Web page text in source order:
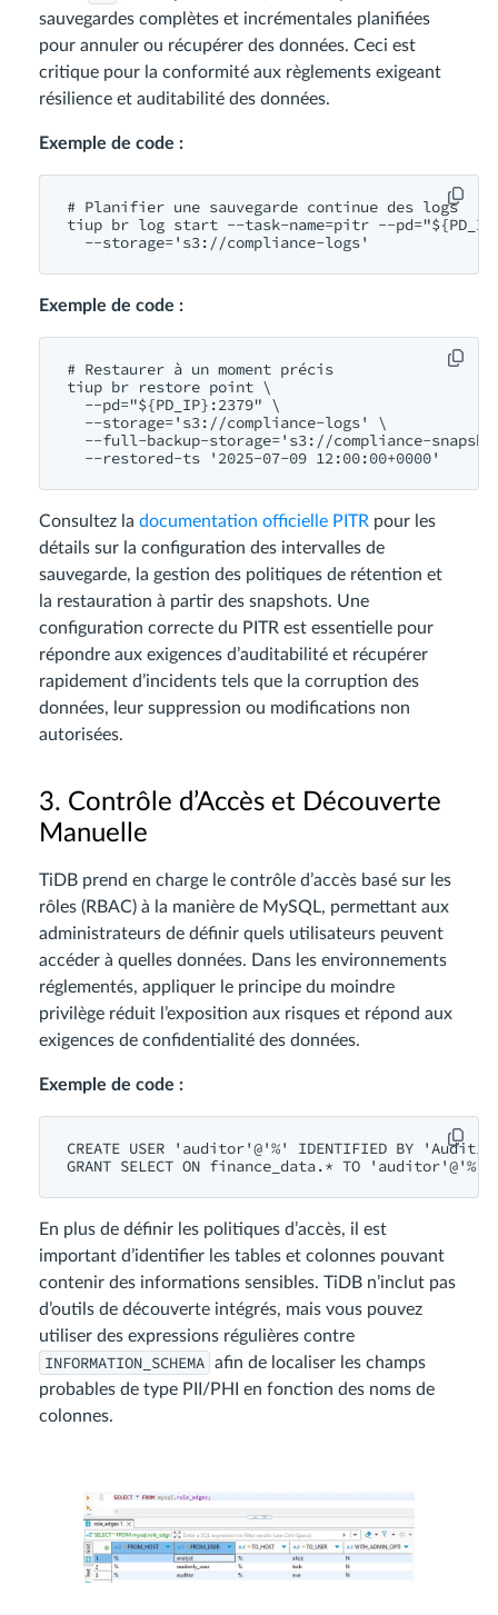
sauvegardes complètes et incrémentales planifiées
pour annuler ou récupérer des données. Ceci est
critique pour la conformité aux règlements exigeant
résilience et auditabilité des données.
Exemple de code :
# Planifier une sauvegarde continue des logs
tiup br log start --task-name=pitr --
Exemple de code :
# Restaurer à un moment précis
tiup br restore point \
  --pd="${PD_IP}:2379" \
  --storage='s3://compliance-logs' \
--full-backup-storage='s3://compliance-
Consultez la documentation officielle PITR pour les
détails sur la configuration des intervalles de
sauvegarde, la gestion des politiques de rétention et
la restauration à partir des snapshots. Une
configuration correcte du PITR est essentielle pour
répondre aux exigences d’auditabilité et récupérer
rapidement d’incidents tels que la corruption des
données, leur suppression ou modifications non
autorisées.
3. Contrôle d’Accès et Découverte
Manuelle
TiDB prend en charge le contrôle d’accès basé sur les
rôles (RBAC) à la manière de MySQL, permettant aux
administrateurs de définir quels utilisateurs peuvent
accéder à quelles données. Dans les environnements
réglementés, appliquer le principe du moindre
privilège réduit l’exposition aux risques et répond aux
exigences de confidentialité des données.
Exemple de code :
CREATE USER 'auditor'@'%' IDENTIFIED BY
En plus de définir les politiques d’accès, il est
important d’identifier les tables et colonnes pouvant
contenir des informations sensibles. TiDB n’inclut pas
d’outils de découverte intégrés, mais vous pouvez
utiliser des expressions régulières contre
INFORMATION_SCHEMA afin de localiser les champs
probables de type PII/PHI en fonction des noms de
colonnes.